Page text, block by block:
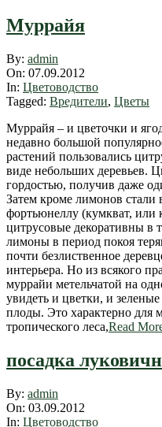
Муррайя
2012-
09-
07
By: admin
On: 07.09.2012
In: Цветоводство
Tagged: Вредители, Цветы
Муррайя – и цветочки и
недавно большой
растений пользовались
виде небольших деревьев.
гордостью, получив даже
Затем кроме лимонов
фортьюнеллу (кумкват,
цитрусовые декоративны в
лимоны в период покоя
почти безлиственное
интерьера. Но из всякого
муррайи метельчатой на
увидеть и цветки, и
плоды. Это характерно для
тропического леса,Read
посадка
2012-
09-
03
By: admin
On: 03.09.2012
In: Цветоводство